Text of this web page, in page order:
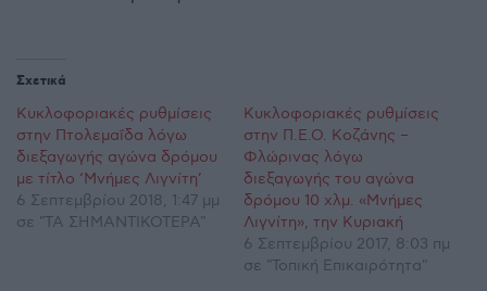
Σχετικά
Κυκλοφοριακές ρυθμίσεις
στην Πτολεμαΐδα λόγω
διεξαγωγής αγώνα δρόμου
με τίτλο ‘Μνήμες Λιγνίτη’
6 Σεπτεμβρίου 2018, 1:47 μμ
σε "ΤΑ ΣΗΜΑΝΤΙΚΟΤΕΡΑ"
Κυκλοφοριακές ρυθμίσεις
στην Π.Ε.Ο. Κοζάνης –
Φλώρινας λόγω
διεξαγωγής του αγώνα
δρόμου 10 χλμ. «Μνήμες
Λιγνίτη», την Κυριακή
6 Σεπτεμβρίου 2017, 8:03 πμ
σε "Τοπική Επικαιρότητα"